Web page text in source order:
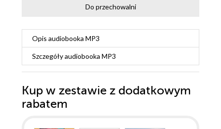
Do przechowalni
Opis audiobooka MP3
Szczegółyaudiobooka MP3
Kup w zestawie z dodatkowym
rabatem